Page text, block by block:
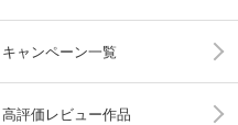
キャンペーン一覧
高評価レビュー作品